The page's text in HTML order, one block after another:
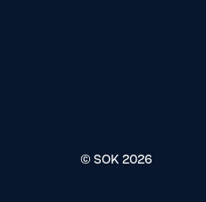
© SOK 2026